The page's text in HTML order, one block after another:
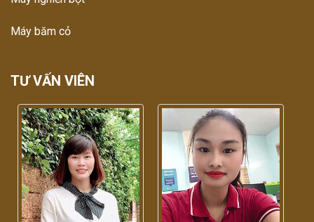
Máy băm cỏ
TƯ VẤN VIÊN